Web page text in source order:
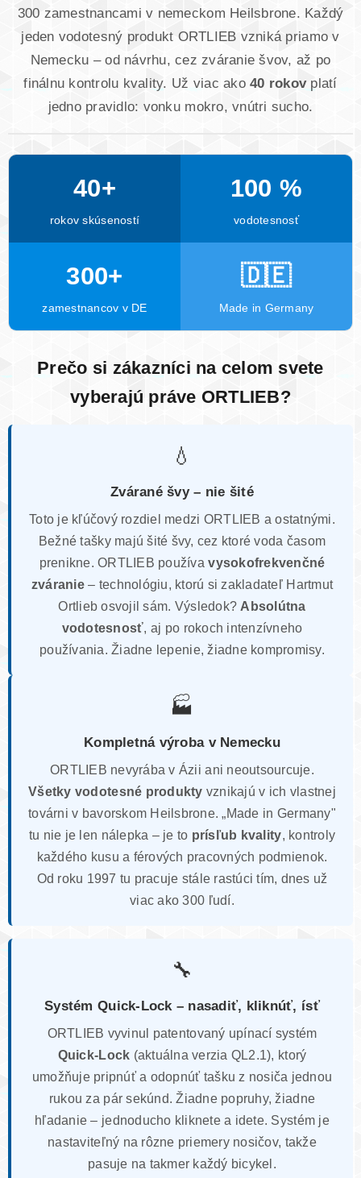
300 zamestnancami v nemeckom Heilsbrone. Každý
jeden vodotesný produkt ORTLIEB vzniká priamo v
Nemecku – od návrhu, cez zváranie švov, až po
finálnu kontrolu kvality. Už viac ako40 rokovplatí
jedno pravidlo: vonku mokro, vnútri sucho.
40+
rokov skúseností
100 %
vodotesnosť
300+
zamestnancov v DE
🇩🇪
Made in Germany
Prečo si zákazníci na celom svete
vyberajú práve ORTLIEB?
💧
Zvárané švy – nie šité
Toto je kľúčový rozdiel medzi ORTLIEB a ostatnými.
Bežné tašky majú šité švy, cez ktoré voda časom
prenikne. ORTLIEB používavysokofrekvenčné
zváranie– technológiu, ktorú si zakladateľ Hartmut
Ortlieb osvojil sám. Výsledok? Absolútna
vodotesnosť, aj po rokoch intenzívneho
používania. Žiadne lepenie, žiadne kompromisy.
🏭
Kompletná výroba v Nemecku
ORTLIEB nevyrába v Ázii ani neoutsourcuje.
Všetky vodotesné produkty vznikajú v ich vlastnej
továrni v bavorskom Heilsbrone. „Made in Germany"
tu nie je len nálepka – je to prísľub kvality, kontroly
každého kusu a férových pracovných podmienok.
Od roku 1997 tu pracuje stále rastúci tím, dnes už
viac ako 300 ľudí.
🔧
Systém Quick-Lock – nasadiť, kliknúť, ísť
ORTLIEB vyvinul patentovaný upínací systém
Quick-Lock (aktuálna verzia QL2.1), ktorý
umožňuje pripnúť a odopnúť tašku z nosiča jednou
rukou za pár sekúnd. Žiadne popruhy, žiadne
hľadanie – jednoducho kliknete a idete. Systém je
nastaviteľný na rôzne priemery nosičov, takže
pasuje na takmer každý bicykel.